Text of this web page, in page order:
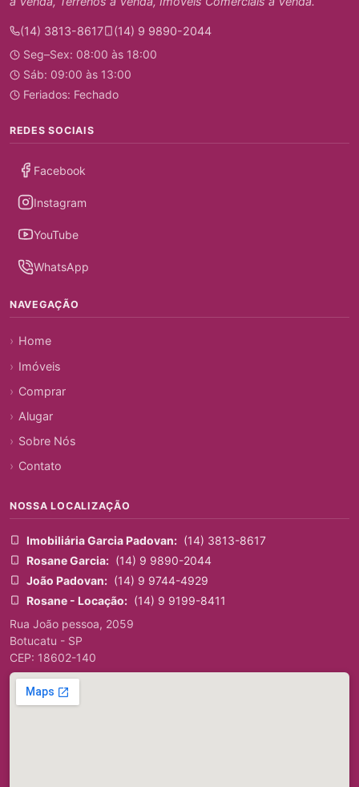
(14) 3813-8617
(14) 9 9890-2044
Seg–Sex: 08:00 às 18:00
Sáb: 09:00 às 13:00
Feriados: Fechado
REDES SOCIAIS
Facebook
Instagram
YouTube
WhatsApp
NAVEGAÇÃO
Home
Imóveis
Comprar
Alugar
Sobre Nós
Contato
NOSSA LOCALIZAÇÃO
Imobiliária Garcia Padovan: (14) 3813-8617
Rosane Garcia: (14) 9 9890-2044
João Padovan: (14) 9 9744-4929
Rosane - Locação: (14) 9 9199-8411
Rua João pessoa, 2059
Botucatu - SP
CEP: 18602-140